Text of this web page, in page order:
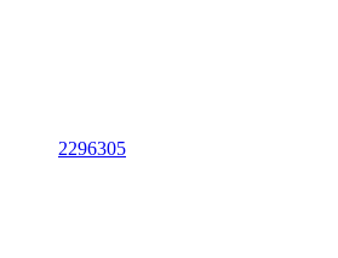
2296305